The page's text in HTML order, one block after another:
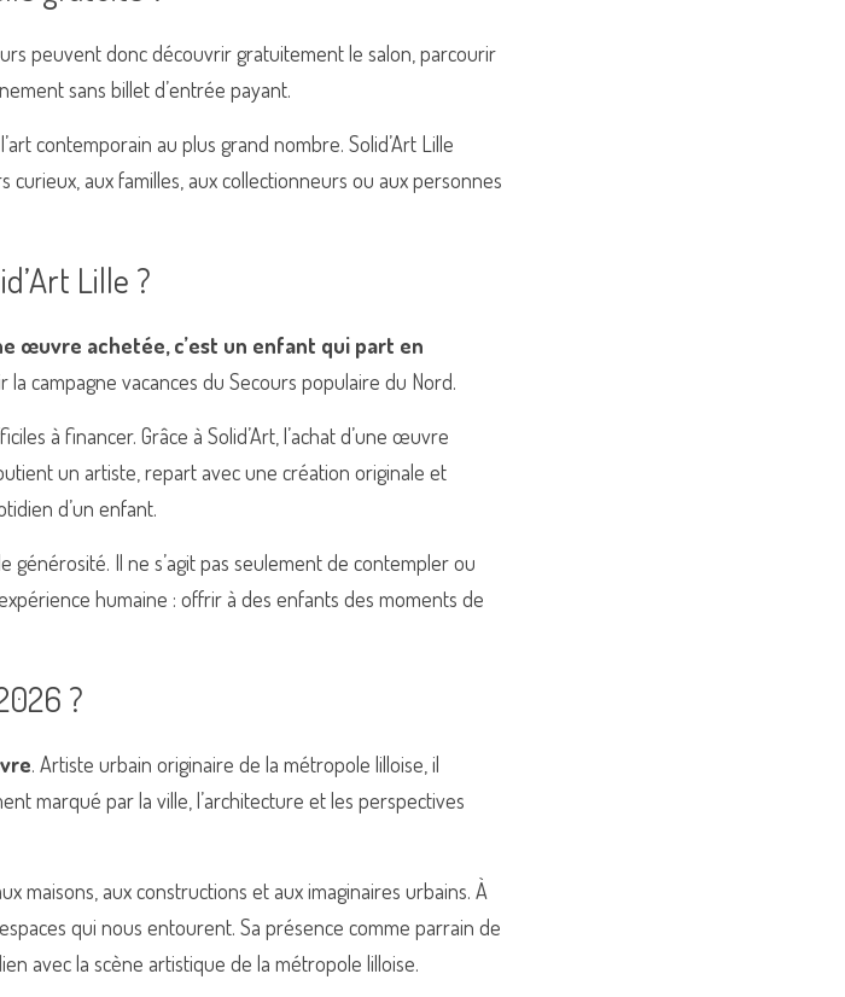
peuvent donc découvrir gratuitement le salon, parcourir
sans billet d’entrée payant.
contemporain au plus grand nombre. Solid’Art Lille
curieux, aux familles, aux collectionneurs ou aux personnes
Lille ?
œuvre achetée, c’est un enfant qui part en
campagne vacances du Secours populaire du Nord.
à financer. Grâce à Solid’Art, l’achat d’une œuvre
un artiste, repart avec une création originale et
d’un enfant.
Il ne s’agit pas seulement de contempler ou
humaine : offrir à des enfants des moments de
?
. Artiste urbain originaire de la métropole lilloise, il
marqué par la ville, l’architecture et les perspectives
maisons, aux constructions et aux imaginaires urbains. À
qui nous entourent. Sa présence comme parrain de
avec la scène artistique de la métropole lilloise.